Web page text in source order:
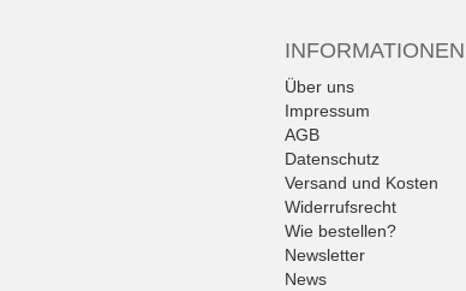
INFORMATIONEN
Über uns
Impressum
AGB
Datenschutz
Versand und Kosten
Widerrufsrecht
Wie bestellen?
Newsletter
News